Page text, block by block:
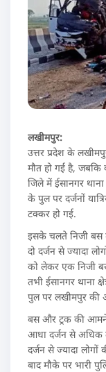
लखीमपुर:
उत्तर प्रदेश के
मौत हो गई है, जबकि
जिले में ईसानगर
के पुल पर दर्जनों
टक्कर हो गई.
इसके चलते निजी बस
दो दर्जन से ज्यादा
को लेकर एक निजी
तभी ईसानगर थाना
पुल पर लखीमपुर की
बस और ट्रक की
आधा दर्जन से अधिक
दर्जन से ज्यादा
बाद मौके पर भारी